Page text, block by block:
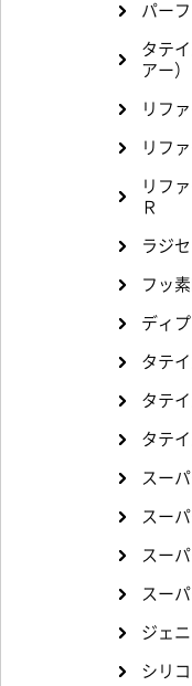
パー
タテ
アー）
リフ
リフ
リフ
Ｒ
ラジ
フッ
ディ
タテ
タテ
タテ
スー
スー
スー
スー
ジェ
シリ